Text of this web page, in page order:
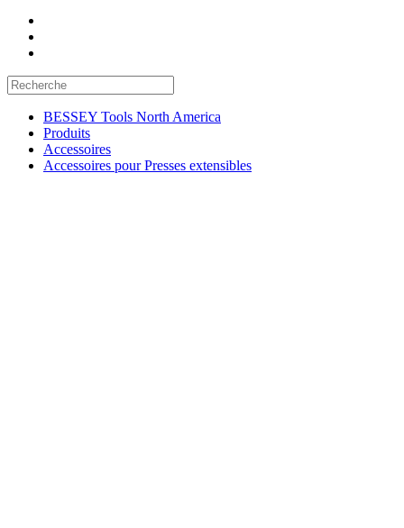
BESSEY Tools North America
Produits
Accessoires
Accessoires pour Presses extensibles